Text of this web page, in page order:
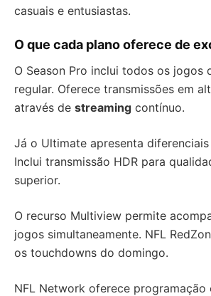
casuais e entusiastas.
O que cada plano oferece de
O Season Pro inclui todos os jogos
regular. Oferece transmissões em
através de streaming contínuo.
Já o Ultimate apresenta
Inclui transmissão HDR para
superior.
O recurso Multiview permite
jogos simultaneamente. NFL
os touchdowns do domingo.
NFL Network oferece programação